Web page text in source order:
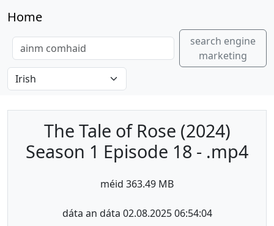
Home
search engine
marketing
The Tale of Rose (2024)
Season 1 Episode 18 - .mp4
méid 363.49 MB
dáta an dáta 02.08.2025 06:54:04